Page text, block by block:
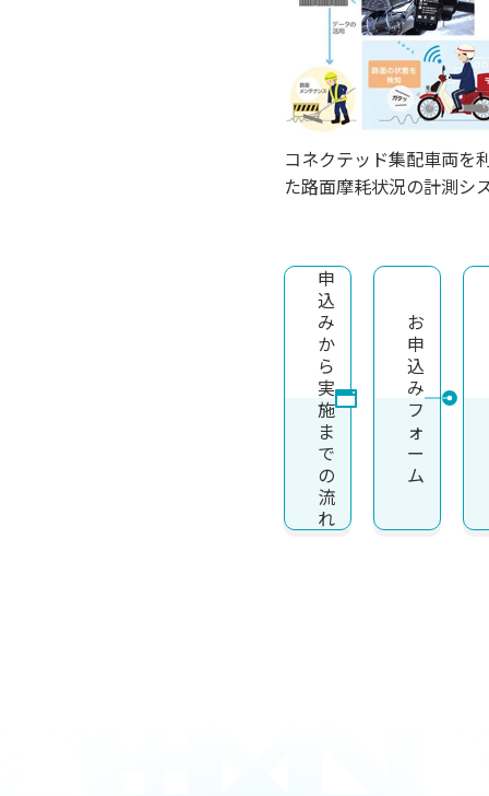
コネクテッド集配車両を
た路面摩耗状況の計測シ
申
込
み
か
ら
実
施
ま
で
の
流
れ
お
申
込
み
フ
ォ
ー
ム